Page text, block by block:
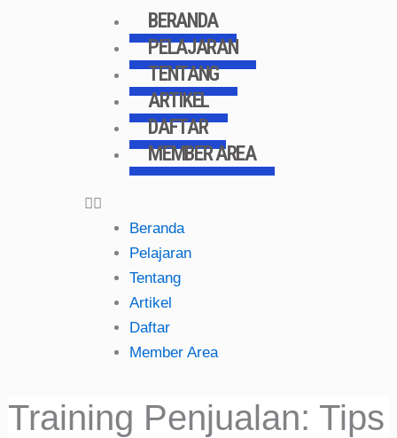
BERANDA
PELAJARAN
TENTANG
ARTIKEL
DAFTAR
MEMBER AREA
Beranda
Pelajaran
Tentang
Artikel
Daftar
Member Area
Training Penjualan: Tips